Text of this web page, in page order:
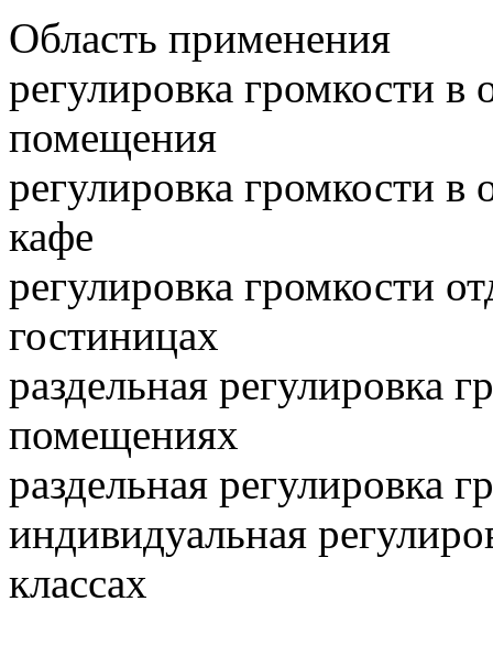
Область применения
регулировка громкости в
помещения
регулировка громкости в
кафе
регулировка громкости
гостиницах
раздельная регулировка
помещениях
раздельная регулировка
индивидуальная
классах